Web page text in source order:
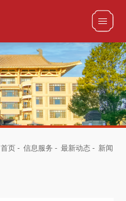
首页 - 信息服务 - 最新动态 - 新闻